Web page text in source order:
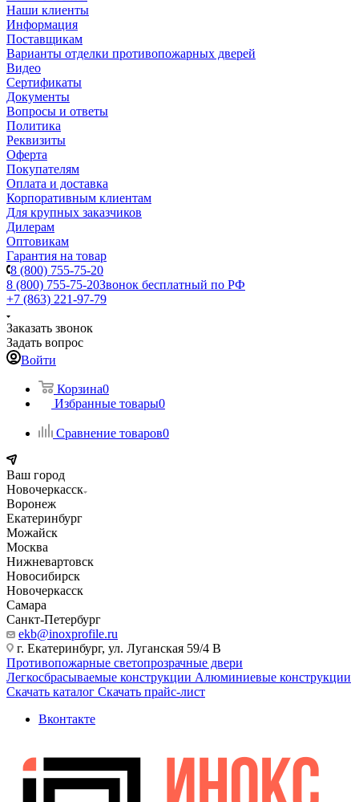
Наши клиенты
Информация
Поставщикам
Варианты отделки противопожарных дверей
Видео
Сертификаты
Документы
Вопросы и ответы
Политика
Реквизиты
Оферта
Покупателям
Оплата и доставка
Корпоративным клиентам
Для крупных заказчиков
Дилерам
Оптовикам
Гарантия на товар
8 (800) 755-75-20
8 (800) 755-75-20Звонок бесплатный по РФ
+7 (863) 221-97-79
Заказать звонок
Задать вопрос
Войти
Корзина0
Избранные товары0
Сравнение товаров0
Ваш город
Новочеркасск
Воронеж
Екатеринбург
Можайск
Москва
Нижневартовск
Новосибирск
Новочеркасск
Самара
Санкт-Петербург
ekb@inoxprofile.ru
г. Екатеринбург, ул. Луганская 59/4 В
Противопожарные светопрозрачные двери
Легкосбрасываемые конструкции Алюминиевые конструкции
Скачать каталог Скачать прайс-лист
Вконтакте